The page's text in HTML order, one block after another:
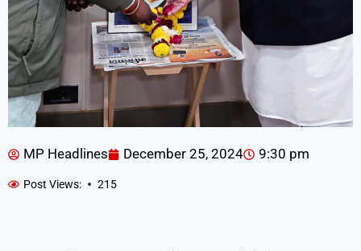
MP Headlines December 25, 2024 9:30 pm
Post Views: 215